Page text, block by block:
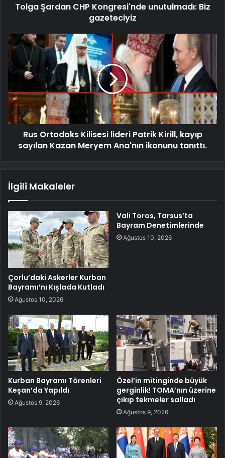
Tolga Şardan CHP Kongresi'nde unutulmadı: Biz
gazeteciyiz
Rus Ortodoks Kilisesi lideri Patrik Kirill, kayıp
sayılan Kazan Meryem Ana'nın ikonunu tanıttı.
İlgili Makaleler
Çorlu’daki Askerler Kurban
Bayramı’nı Kışlada Kutladı
Ağustos 10, 2026
Vali Toros, Tarsus’ta
Bayram Denetimlerinde
Ağustos 10, 2026
Kurban Bayramı Törenleri
Keşan’da Yapıldı
Ağustos 9, 2026
Özel’in mitinginde büyük
gerginlik! TOMA’nın üzerine
çıkıp tekmeler salladı
Ağustos 9, 2026